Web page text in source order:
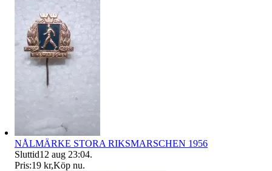
NÅLMÄRKE STORA RIKSMARSCHEN 1956
Sluttid12 aug 23:04.
Pris:19 kr,Köp nu.